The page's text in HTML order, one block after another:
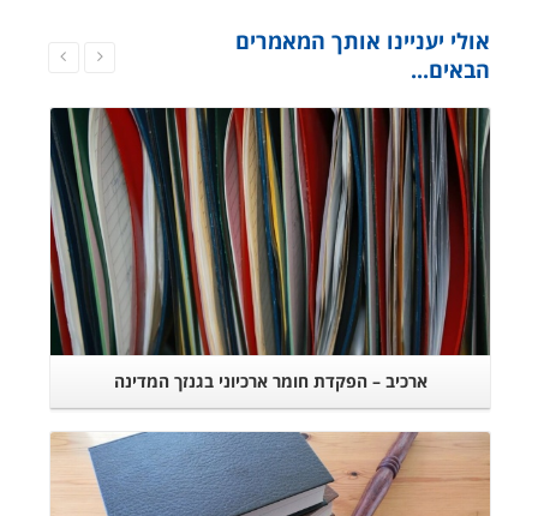
אולי יעניינו אותך המאמרים
הבאים...
ארכיב – הפקדת חומר ארכיוני בגנזך המדינה